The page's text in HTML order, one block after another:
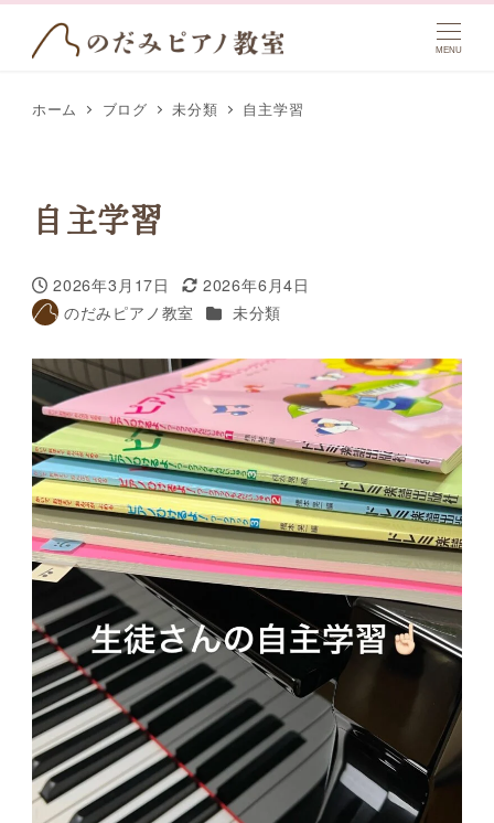
MENU
ホーム ブログ 未分類 自主学習
自主学習
投稿日
2026年3月17日
更新日
2026年6月4日
著
のだみピアノ教室 カテゴリー
未分類